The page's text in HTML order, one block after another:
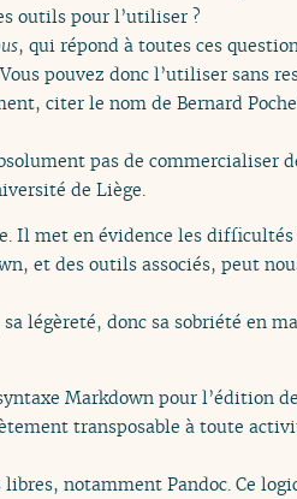
outils pour l’utiliser ?
, qui répond à toutes ces
pouvez donc l’utiliser sans
citer le nom de Bernard
pas de commercialiser
de Liège.
Il met en évidence les
et des outils associés, peut
légèreté, donc sa sobriété en
Markdown pour l’édition
transposable à toute
notamment Pandoc. Ce